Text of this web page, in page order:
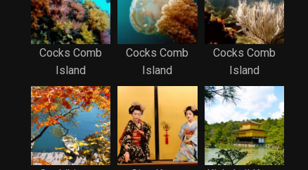
Cocks Comb
Island
Cocks Comb
Island
Cocks Comb
Island